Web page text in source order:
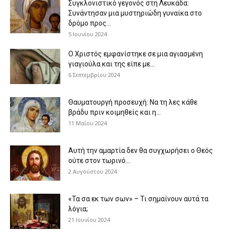
Συγκλονιστικό γεγονός στη Λευκάδα:
Συνάντησαν μια μυστηριώδη γυναίκα στο
δρόμο προς...
5 Ιουνίου 2024
Ο Χριστός εμφανίστηκε σε μια αγιασμένη
γιαγιούλα και της είπε με...
6 Σεπτεμβρίου 2024
Θαυματουργή προσευχή: Να τη λες κάθε
βράδυ πριν κοιμηθείς και η...
11 Μαΐου 2024
Αυτή την αμαρτία δεν θα συγχωρήσει ο Θεός
ούτε στον τωρινό...
2 Αυγούστου 2024
«Τα σα εκ των σων» – Τι σημαίνουν αυτά τα
λόγια;
21 Ιουνίου 2024